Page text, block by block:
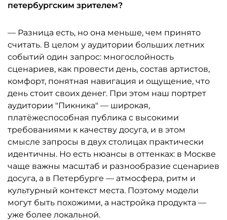
петербургским зрителем?
— Разница есть, но она меньше, чем принято
считать. В целом у аудитории больших летних
событий один запрос: многослойность
сценариев, как провести день, состав артистов,
комфорт, понятная навигация и ощущение, что
день стоит своих денег. При этом наш портрет
аудитории "Пикника" — широкая,
платёжеспособная публика с высокими
требованиями к качеству досуга, и в этом
смысле запросы в двух столицах практически
идентичны. Но есть нюансы в оттенках: в Москве
чаще важны масштаб и разнообразие сценариев
досуга, а в Петербурге — атмосфера, ритм и
культурный контекст места. Поэтому модели
могут быть похожими, а настройка продукта —
уже более локальной.